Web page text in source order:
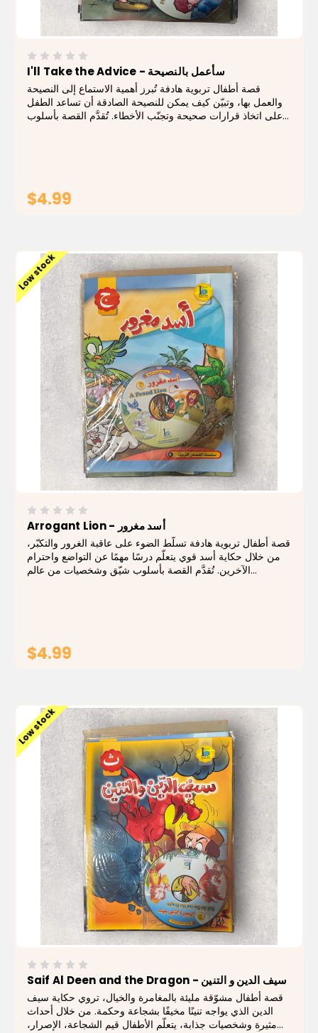
I'll Take the Advice - سأعمل بالنصيحة
قصة أطفال تربوية هادفة تُبرز أهمية الاستماع إلى النصيحة
والعمل بها، وتبيّن كيف يمكن للنصيحة الصادقة أن تساعد الطفل
على اتخاذ قرارات صحيحة وتجنّب الأخطاء. تُقدَّم القصة بأسلوب
$4.99
Low stock
Arrogant Lion - أسد مغرور
قصة أطفال تربوية هادفة تسلّط الضوء على عاقبة الغرور والتكبّر،
من خلال حكاية أسد قوي يتعلّم درسًا مهمًا عن التواضع واحترام
الآخرين. تُقدَّم القصة بأسلوب شيّق وشخصيات من عالم
$4.99
Low stock
Saif Al Deen and the Dragon - سيف الدين و التنين
قصة أطفال مشوّقة مليئة بالمغامرة والخيال، تروي حكاية سيف
الدين الذي يواجه تنينًا مخيفًا بشجاعة وحكمة. من خلال أحداث
مثيرة وشخصيات جذابة، يتعلّم الأطفال قيم الشجاعة، الإصرار،